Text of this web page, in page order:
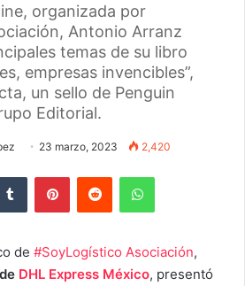
organizada por
Antonio Arranz
temas de su libro
empresas invencibles”,
un sello de Penguin
Editorial.
23 marzo, 2023 2,420
de #SoyLogístico Asociación,
DHL Express México, presentó